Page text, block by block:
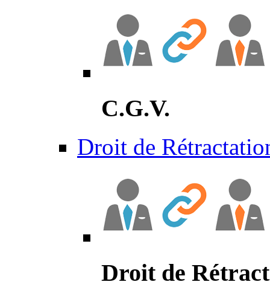
C.G.V.
Droit de
Droit de